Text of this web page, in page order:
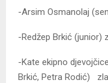
-Arsim Osmanolaj
-Redžep Brkić (junior)
-Kate ekipno
Brkić, Petra Rodić)